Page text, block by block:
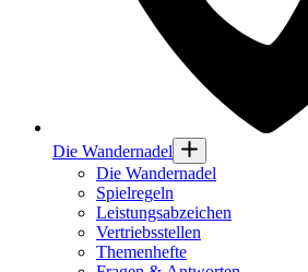
Die Wandernadel
Die Wandernadel
Spielregeln
Leistungsabzeichen
Vertriebsstellen
Themenhefte